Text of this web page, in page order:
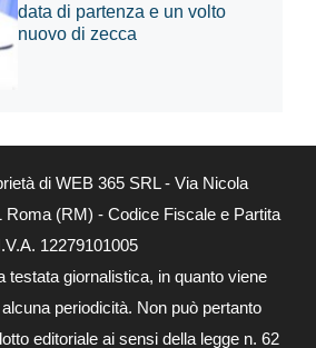
data di partenza e un volto
nuovo di zecca
di WEB 365 SRL - Via Nicola
Roma (RM) - Codice Fiscale e Partita
12279101005
testata giornalistica, in quanto viene
periodicità. Non può pertanto
editoriale ai sensi della legge n. 62